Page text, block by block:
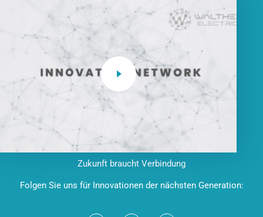
Zukunft braucht Verbindung
Folgen Sie uns für Innovationen der nächsten Generation: